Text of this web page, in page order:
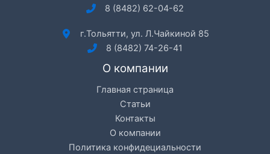
8 (8482) 62-04-62
г.Тольятти, ул. Л.Чайкиной 85
8 (8482) 74-26-41
О компании
Главная страница
Статьи
Контакты
О компании
Политика конфидециальности